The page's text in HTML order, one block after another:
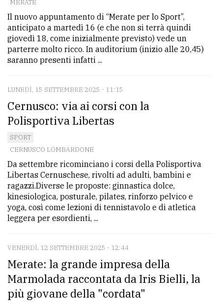
MERATE
Il nuovo appuntamento di “Merate per lo Sport”,
anticipato a martedì 16 (e che non si terrà quindi
giovedì 18, come inizialmente previsto) vede un
parterre molto ricco. In auditorium (inizio alle 20,45)
saranno presenti infatti ...
LUNEDÌ, 15 SETTEMBRE 2025 - 11:15
Cernusco: via ai corsi con la
Polisportiva Libertas
SPORT
CERNUSCO LOMBARDONE
Da settembre ricominciano i corsi della Polisportiva
Libertas Cernuschese, rivolti ad adulti, bambini e
ragazzi.Diverse le proposte: ginnastica dolce,
kinesiologica, posturale, pilates, rinforzo pelvico e
yoga, così come lezioni di tennistavolo e di atletica
leggera per esordienti, ...
VENERDÌ, 12 SETTEMBRE 2025 - 12:44
Merate: la grande impresa della
Marmolada raccontata da Iris Bielli, la
più giovane della "cordata"